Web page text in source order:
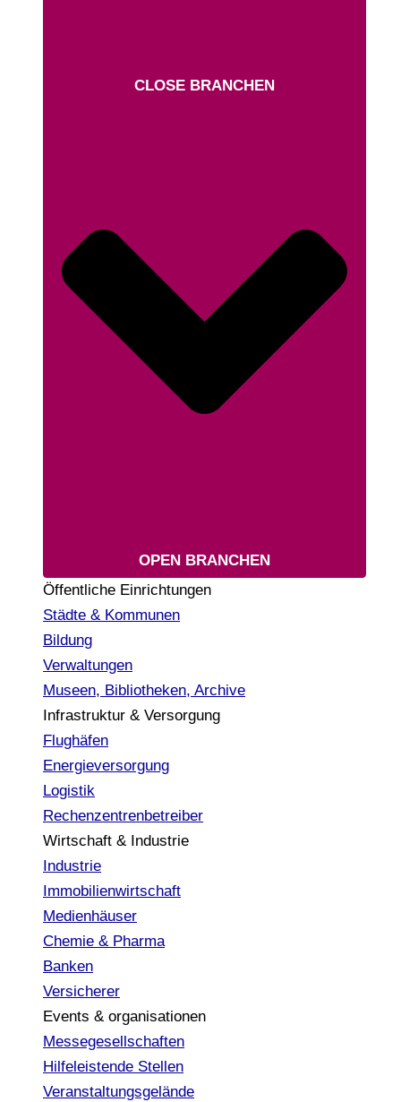
CLOSE BRANCHEN
OPEN BRANCHEN
Öffentliche Einrichtungen
Städte & Kommunen
Bildung
Verwaltungen
Museen, Bibliotheken, Archive
Infrastruktur & Versorgung
Flughäfen
Energieversorgung
Logistik
Rechenzentrenbetreiber
Wirtschaft & Industrie
Industrie
Immobilienwirtschaft
Medienhäuser
Chemie & Pharma
Banken
Versicherer
Events & organisationen
Messegesellschaften
Hilfeleistende Stellen
Veranstaltungsgelände